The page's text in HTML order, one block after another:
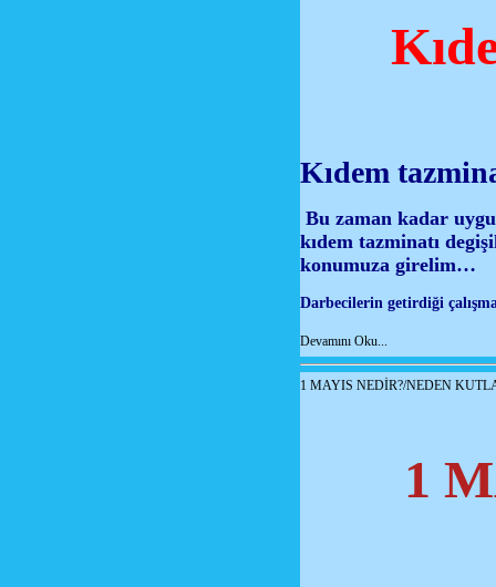
Kıdem
Bu zaman kadar
kıdem tazminatı
konumuza girelim…
Darbecilerin getirdiği
Devamını Oku...
1 MAYIS NEDİR?/NEDEN
1